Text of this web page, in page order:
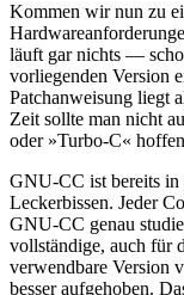
Kommen wir nun zu
läuft gar nichts —
vorliegenden Version
Patchanweisung liegt
Zeit sollte man nicht
oder »Turbo-C«
GNU-CC ist bereits in
Leckerbissen. Jeder
GNU-CC genau
vollständige, auch für
verwendbare Version
besser aufgehoben.